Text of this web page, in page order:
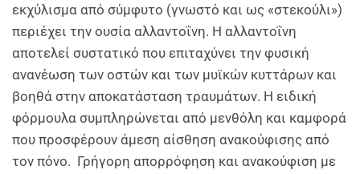
εκχύλισμα από σύμφυτο (γνωστό και ως «στεκούλι»)
περιέχει την ουσία αλλαντοΐνη. Η αλλαντοΐνη
αποτελεί συστατικό που επιταχύνει την φυσική
ανανέωση των οστών και των μυϊκών κυττάρων και
βοηθά στην αποκατάσταση τραυμάτων. Η ειδική
φόρμουλα συμπληρώνεται από μενθόλη και καμφορά
που προσφέρουν άμεση αίσθηση ανακούφισης από
τον πόνο. Γρήγορη απορρόφηση και ανακούφιση με